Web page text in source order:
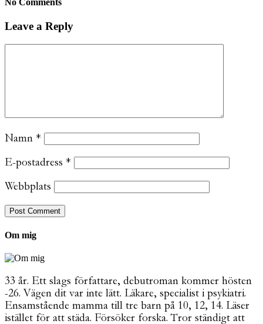
No Comments
Leave a Reply
Namn *
E-postadress *
Webbplats
Om mig
33 år. Ett slags författare, debutroman kommer hösten
-26. Vägen dit var inte lätt. Läkare, specialist i psykiatri.
Ensamstående mamma till tre barn på 10, 12, 14. Läser
istället för att städa. Försöker forska. Tror ständigt att